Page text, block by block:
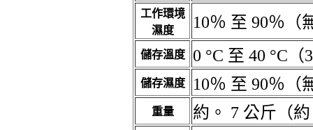
工作環境
濕度
10％ 至 90％（
儲存溫度 0 °C 至 40 °C（
儲存濕度 10％ 至 90％（
重量 約。 7 公斤（